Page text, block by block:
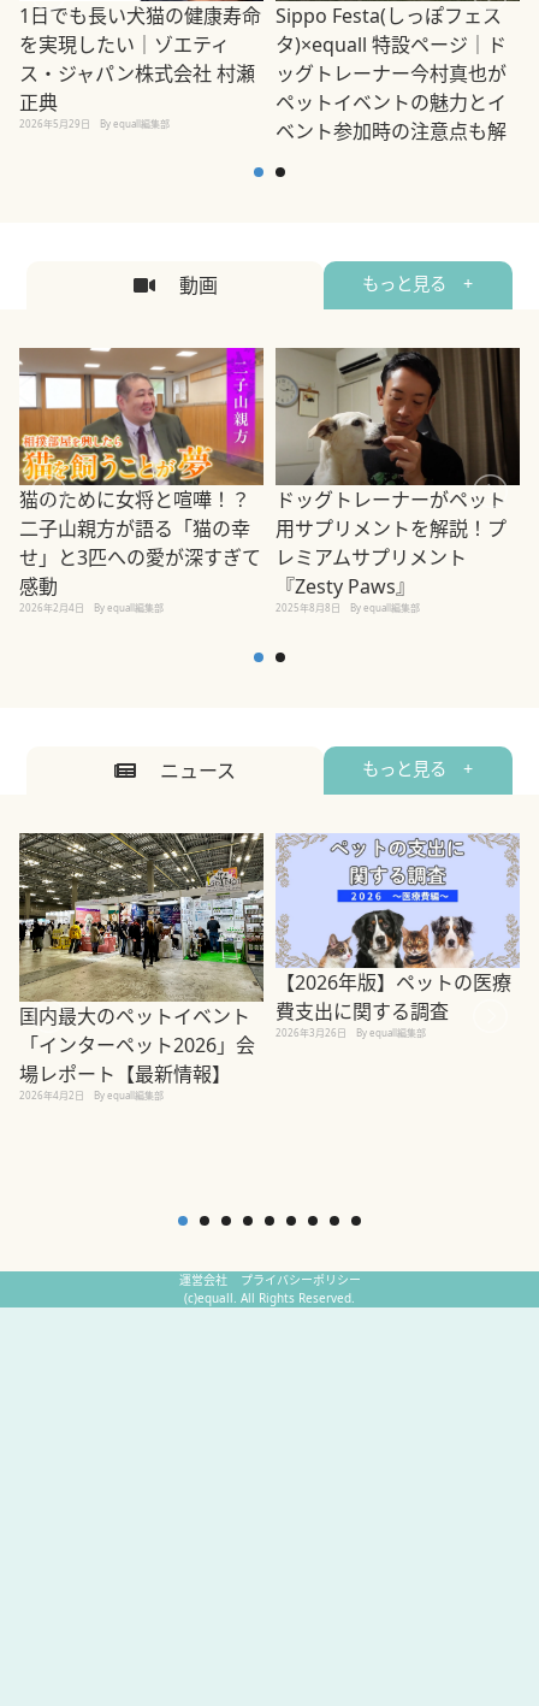
1日でも長い犬猫の健康寿命
を実現したい｜ゾエティ
ス・ジャパン株式会社 村瀬
正典
2026年5月29日 By equall編集部
Sippo Festa(しっぽフェス
タ)×equall 特設ページ｜ド
ッグトレーナー今村真也が
ペットイベントの魅力とイ
ベント参加時の注意点も解
2026年5月12日
動画 もっと見る +
猫のために女将と喧嘩！？
二子山親方が語る「猫の幸
せ」と3匹への愛が深すぎて
感動
2026年2月4日 By equall編集部
ドッグトレーナーがペット
用サプリメントを解説！プ
レミアムサプリメント
『Zesty Paws』
2025年8月8日 By equall編集部
ニュース もっと見る +
国内最大のペットイベント
「インターペット2026」会
場レポート【最新情報】
2026年4月2日 By equall編集部
【2026年版】ペットの医療
費支出に関する調査
2026年3月26日 By equall編集部
運営会社
プライバシーポリシー
(c)equall. All Rights Reserved.